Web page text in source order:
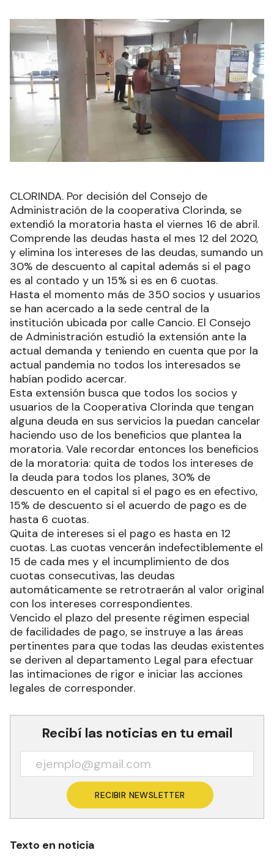
CLORINDA. Por decisión del Consejo de
Administración de la cooperativa Clorinda, se
extendió la moratoria hasta el viernes 16 de abril.
Comprende las deudas hasta el mes 12 del 2020,
y elimina los intereses de las deudas, sumando un
30% de descuento al capital además si el pago
es al contado y un 15% si es en 6 cuotas.
Hasta el momento más de 350 socios y usuarios
se han acercado a la sede central de la
institución ubicada por calle Cancio. El Consejo
de Administración estudió la extensión ante la
actual demanda y teniendo en cuenta que por la
actual pandemia no todos los interesados se
habían podido acercar.
Esta extensión busca que todos los socios y
usuarios de la Cooperativa Clorinda que tengan
alguna deuda en sus servicios la puedan cancelar
haciendo uso de los beneficios que plantea la
moratoria. Vale recordar entonces los beneficios
de la moratoria: quita de todos los intereses de
la deuda para todos los planes, 30% de
descuento en el capital si el pago es en efectivo,
15% de descuento si el acuerdo de pago es de
hasta 6 cuotas.
Quita de intereses si el pago es hasta en 12
cuotas. Las cuotas vencerán indefectiblemente el
15 de cada mes y el incumplimiento de dos
cuotas consecutivas, las deudas
automáticamente se retrotraerán al valor original
con los intereses correspondientes.
Vencido el plazo del presente régimen especial
de facilidades de pago, se instruye a las áreas
pertinentes para que todas las deudas existentes
se deriven al departamento Legal para efectuar
las intimaciones de rigor e iniciar las acciones
legales de corresponder.
Recibí las noticias en tu email
RECIBIR NEWSLETTER
Texto en noticia